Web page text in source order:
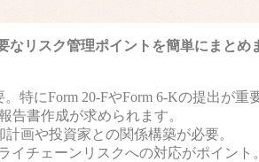
リスク管理ポイントを簡単にまとめ
特にForm 20-FやForm 6-Kの提出が重要
告書作成が求められます。
画や投資家との関係構築が必要。
イチェーンリスクへの対応がポイント。